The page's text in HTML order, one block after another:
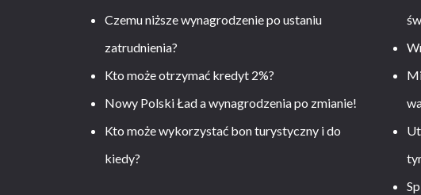
Czemu niższe wynagrodzenie po ustaniu
zatrudnienia?
Kto może otrzymać kredyt 2%?
Nowy Polski Ład a wynagrodzenia po zmianie!
Kto może wykorzystać bon turystyczny i do
kiedy?